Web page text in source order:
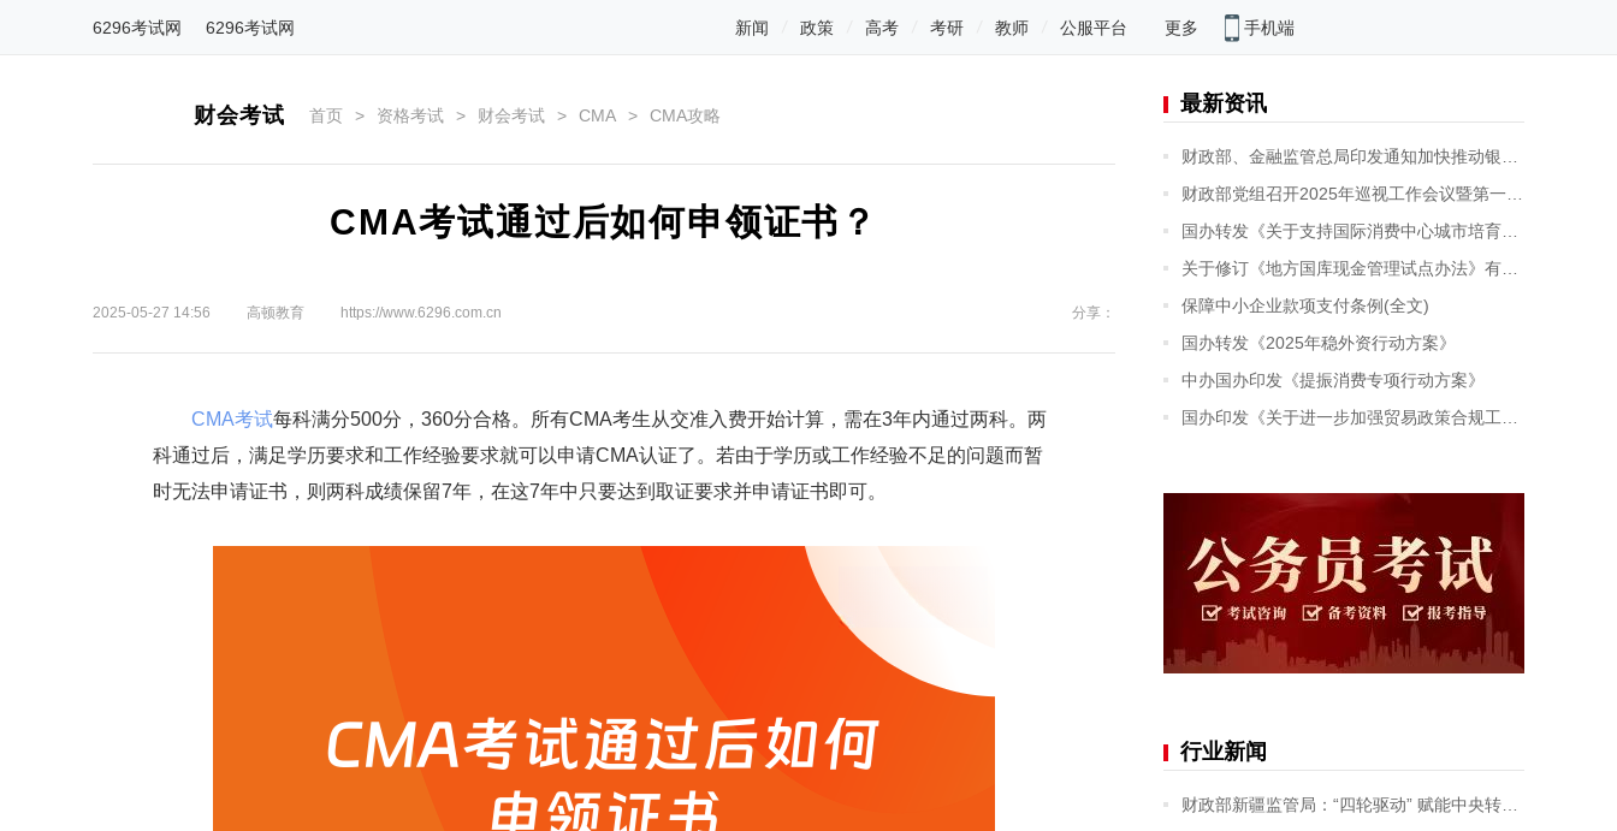
6296考试网 6296考试网 新闻 政策 高考 考研 教师 公服平台 更多 手机端
财会考试 首页 > 资格考试 > 财会考试 > CMA > CMA攻略
CMA考试通过后如何申领证书？
2025-05-27 14:56 高顿教育 https://www.6296.com.cn 分享：
CMA考试每科满分500分，360分合格。所有CMA考生从交准入费开始计算，需在3年内通过两科。两
科通过后，满足学历要求和工作经验要求就可以申请CMA认证了。若由于学历或工作经验不足的问题而暂
时无法申请证书，则两科成绩保留7年，在这7年中只要达到取证要求并申请证书即可。
最新资讯
财政部、金融监管总局印发通知加快推动银行函证数字化发展
财政部党组召开2025年巡视工作会议暨第一轮巡视动员部署会
国办转发《关于支持国际消费中心城市培育建设的若干措施》
关于修订《地方国库现金管理试点办法》有关条款的通知
保障中小企业款项支付条例(全文)
国办转发《2025年稳外资行动方案》
中办国办印发《提振消费专项行动方案》
国办印发《关于进一步加强贸易政策合规工作的意见》
行业新闻
财政部新疆监管局：“四轮驱动” 赋能中央转移支付资金监管提质增效